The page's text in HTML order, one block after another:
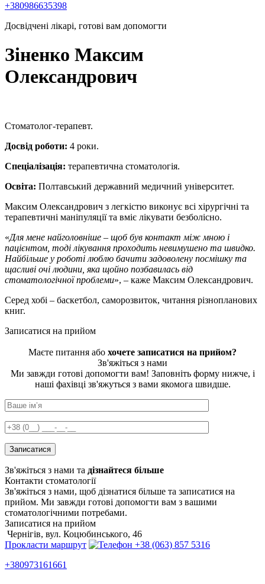
+380986635398
Досвідчені лікарі, готові вам допомогти
Зіненко Максим
Олександрович
Стоматолог‑терапевт.
Досвід роботи: 4 роки.
Спеціалізація: терапевтична стоматологія.
Освіта: Полтавський державний медичний університет.
Максим Олександрович з легкістю виконує всі хірургічні та
терапевтичні маніпуляції та вміє лікувати безболісно.
«Для мене найголовніше – щоб був контакт між мною і
пацієнтом, тоді лікування проходить невимушено та швидко.
Найбільше у роботі люблю бачити задоволену посмішку та
щасливі очі людини, яка щойно позбавилась від
стоматологічної проблеми», – каже Максим Олександрович.
Серед хобі – баскетбол, саморозвиток, читання різнопланових
книг.
Записатися на прийом
Маєте питання або хочете записатися на прийом?
Зв'яжіться з нами
Ми завжди готові допомогти вам! Заповніть форму нижче, і
наші фахівці зв'яжуться з вами якомога швидше.
Зв'яжіться з нами та дізнайтеся більше
Контакти стоматології
Зв'яжіться з нами, щоб дізнатися більше та записатися на
прийом. Ми завжди готові допомогти вам з вашими
стоматологічними потребами.
Записатися на прийом
Чернігів, вул. Коцюбинського, 46
Прокласти маршрут
+38 (063) 857 5316
+380973161661